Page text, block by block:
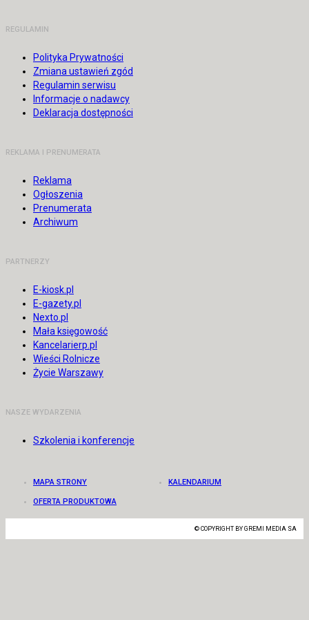
REGULAMIN
Polityka Prywatności
Zmiana ustawień zgód
Regulamin serwisu
Informacje o nadawcy
Deklaracja dostępności
REKLAMA I PRENUMERATA
Reklama
Ogłoszenia
Prenumerata
Archiwum
PARTNERZY
E-kiosk.pl
E-gazety.pl
Nexto.pl
Mała księgowość
Kancelarierp.pl
Wieści Rolnicze
Życie Warszawy
NASZE WYDARZENIA
Szkolenia i konferencje
MAPA STRONY KALENDARIUM
OFERTA PRODUKTOWA
© COPYRIGHT BY GREMI MEDIA SA